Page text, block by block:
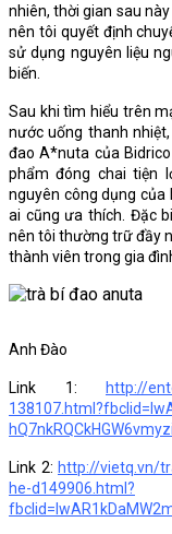
nhiên, thời gian sau
nên tôi quyết định
sử dụng nguyên liệu
biến.
Sau khi tìm hiểu trên
nước uống thanh
đao A*nuta của
phẩm đóng chai tiện
nguyên công dụng
ai cũng ưa thích. Đặc
nên tôi thường trữ đầy
thành viên trong gia
Anh Đào
Link 1:
http://
Link 2: http://vietq.vn/
he-d149906.html?